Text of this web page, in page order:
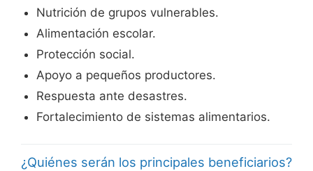
Nutrición de grupos vulnerables.
Alimentación escolar.
Protección social.
Apoyo a pequeños productores.
Respuesta ante desastres.
Fortalecimiento de sistemas alimentarios.
¿Quiénes serán los principales beneficiarios?